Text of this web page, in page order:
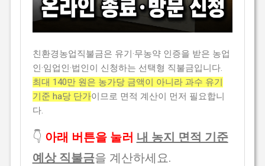
친환경농업직불금은 유기·무농약 인증을 받은 농업
인·임업인·법인이 신청하는 선택형 직불금입니다.
최대 140만 원은 농가당 금액이 아니라 과수 유기
기준 ha당 단가이므로 면적 계산이 먼저 필요합니
다.
👇 아래 버튼을 눌러 내 농지 면적 기준
예상 직불금을 계산하세요.